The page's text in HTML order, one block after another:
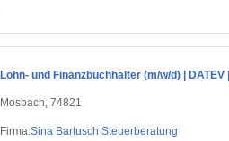
Lohn- und Finanzbuchhalter (m/w/d) | DATEV
Mosbach, 74821
Firma:Sina Bartusch Steuerberatung